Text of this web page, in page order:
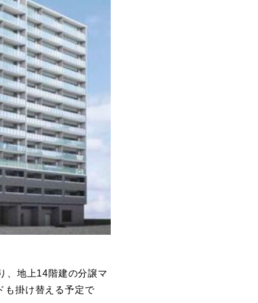
、地上14階建の分譲マ
も掛け替える予定で